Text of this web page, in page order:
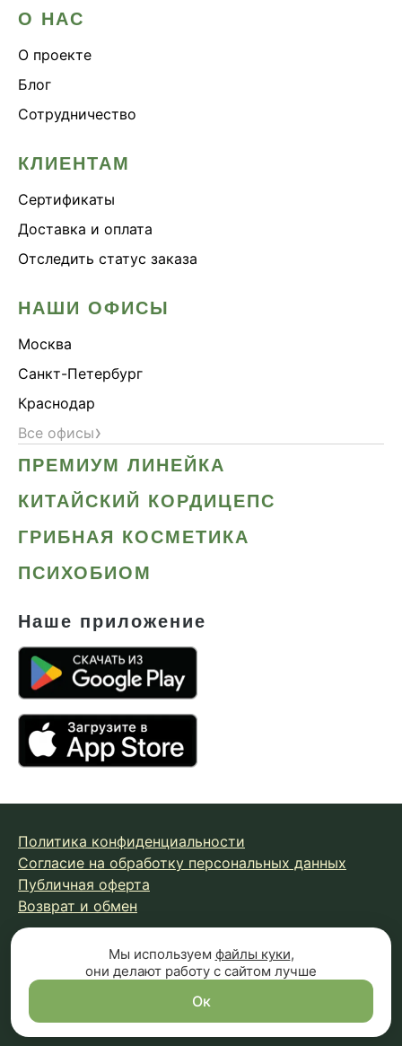
О НАС
О проекте
Блог
Сотрудничество
КЛИЕНТАМ
Сертификаты
Доставка и оплата
Отследить статус заказа
НАШИ ОФИСЫ
Москва
Санкт-Петербург
Краснодар
Все офисы›
ПРЕМИУМ ЛИНЕЙКА
КИТАЙСКИЙ КОРДИЦЕПС
ГРИБНАЯ КОСМЕТИКА
ПСИХОБИОМ
Наше приложение
Политика конфиденциальности
Согласие на обработку персональных данных
Публичная оферта
Возврат и обмен
© 2026 Fungiline — зарегистрированная торговая марка.
Копирование материалов с сайта запрещено.
Вся информация на сайте носит справочный характер и
не является публичной офертой (п.2 ст.437 ГК РФ)
Мы используем файлы куки,
они делают работу с сайтом лучше
Ок